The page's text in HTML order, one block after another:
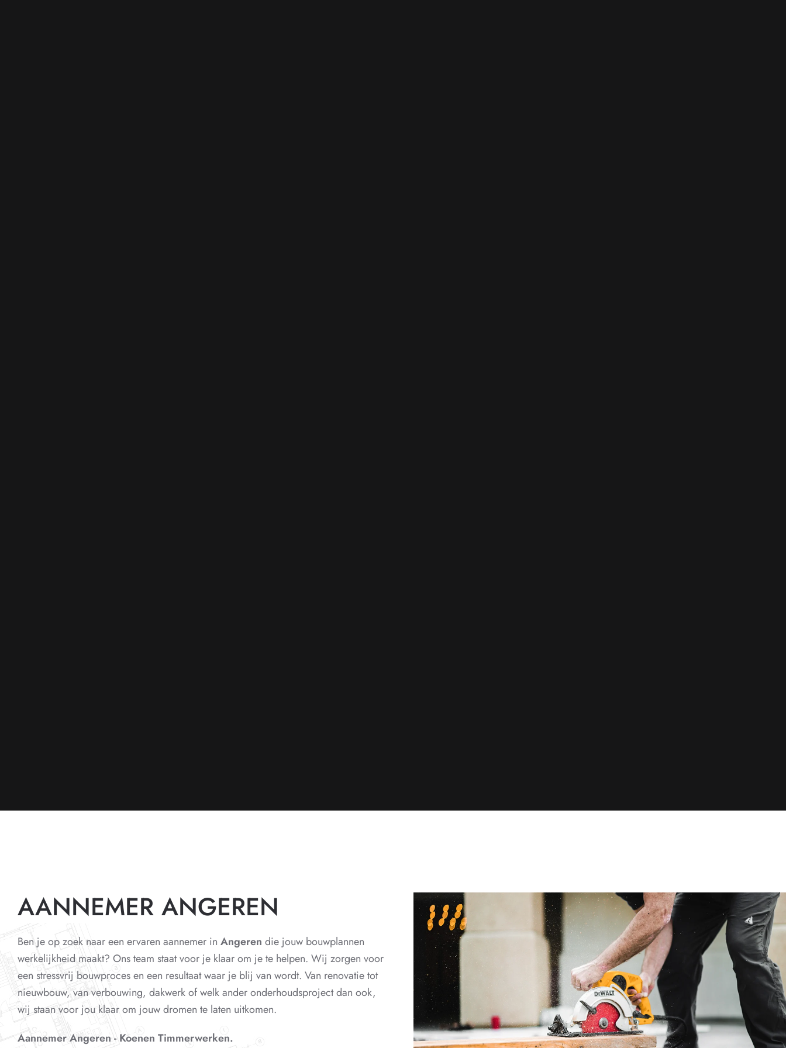
AANNEMER ANGEREN
Ben je op zoek naar een ervaren aannemer in Angeren die jouw bouwplannen
werkelijkheid maakt? Ons team staat voor je klaar om je te helpen. Wij zorgen voor
een stressvrij bouwproces en een resultaat waar je blij van wordt. Van renovatie tot
nieuwbouw, van verbouwing, dakwerk of welk ander onderhoudsproject dan ook,
wij staan voor jou klaar om jouw dromen te laten uitkomen.
Aannemer Angeren - Koenen Timmerwerken.